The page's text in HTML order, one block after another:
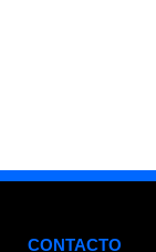
CONTACTO